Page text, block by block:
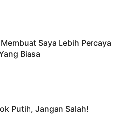
Saya Lebih Percaya
Biasa
Putih, Jangan Salah!